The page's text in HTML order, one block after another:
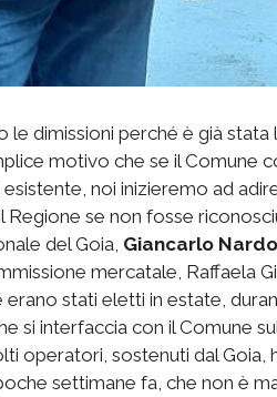
dimissioni perché è già stata
motivo che se il Comune
noi inizieremo ad
se non fosse
del Goia, Giancarlo
mercatale, Raffaela
erano stati eletti in estate,
si interfaccia con il Comune
operatori, sostenuti dal Goia,
settimane fa, che non è